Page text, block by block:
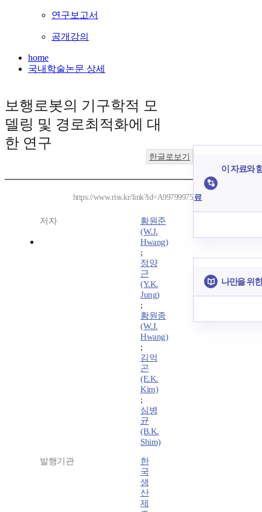
연구보고서
공개강의
home
국내학술논문 상세
보행로봇의 기구학적 모
델링 및 경로최적화에 대
한 연구
한글로보기
https://www.riss.kr/link?id=A99799975
저자
황원준
(W.J.
Hwang)
;
정양
근
(Y.K.
Jung)
;
황원종
(W.J.
Hwang)
;
김억
곤
(E.K.
Kim)
;
심병
균
(B.K.
Shim)
발행기관
한
국
생
산
제
이 자료와
료
나만을 위